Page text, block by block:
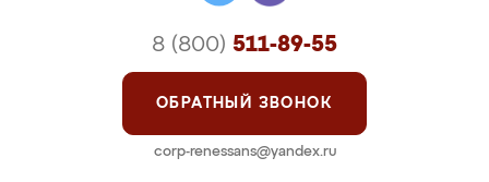
8 (800) 511-89-55
ОБРАТНЫЙ ЗВОНОК
corp-renessans@yandex.ru